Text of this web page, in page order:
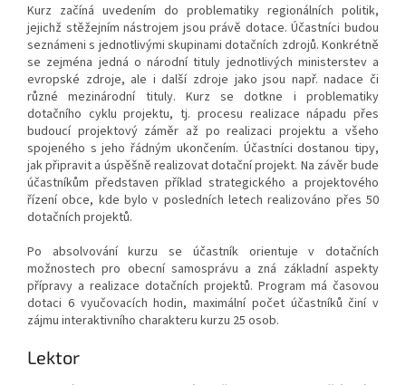
Kurz začíná uvedením do problematiky regionálních politik,
jejichž stěžejním nástrojem jsou právě dotace. Účastníci budou
seznámeni s jednotlivými skupinami dotačních zdrojů. Konkrétně
se zejména jedná o národní tituly jednotlivých ministerstev a
evropské zdroje, ale i další zdroje jako jsou např. nadace či
různé mezinárodní tituly. Kurz se dotkne i problematiky
dotačního cyklu projektu, tj. procesu realizace nápadu přes
budoucí projektový záměr až po realizaci projektu a všeho
spojeného s jeho řádným ukončením. Účastníci dostanou tipy,
jak připravit a úspěšně realizovat dotační projekt. Na závěr bude
účastníkům představen příklad strategického a projektového
řízení obce, kde bylo v posledních letech realizováno přes 50
dotačních projektů.
Po absolvování kurzu se účastník orientuje v dotačních
možnostech pro obecní samosprávu a zná základní aspekty
přípravy a realizace dotačních projektů. Program má časovou
dotaci 6 vyučovacích hodin, maximální počet účastníků činí v
zájmu interaktivního charakteru kurzu 25 osob.
Lektor